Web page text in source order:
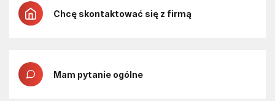
Chcę skontaktować się z firmą
Mam pytanie ogólne